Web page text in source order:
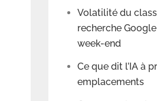
Volatilité du
recherche
week-end
Ce que dit l’IA à
emplacements